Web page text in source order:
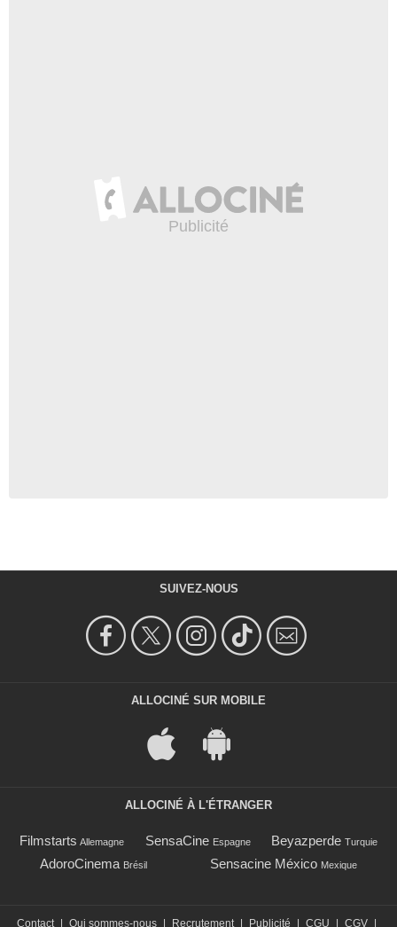
SUIVEZ-NOUS
ALLOCINÉ SUR MOBILE
ALLOCINÉ À L'ÉTRANGER
Filmstarts Allemagne SensaCine Espagne Beyazperde Turquie
AdoroCinema Brésil Sensacine México Mexique
Contact Qui sommes-nous Recrutement Publicité CGU CGV